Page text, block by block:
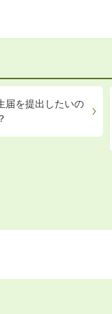
届を提出したいの